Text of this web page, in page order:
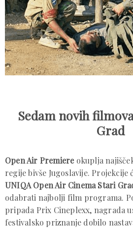
Sedam novih
Grad
Open Air Premiereokuplja
regije bivše Jugoslavije. Projekcije
UNIQA Open Air Cinema Stari
odabrati najbolji film programa.
pripada Prix Cineplexx, nagrada
festivalsko priznanje dobilo